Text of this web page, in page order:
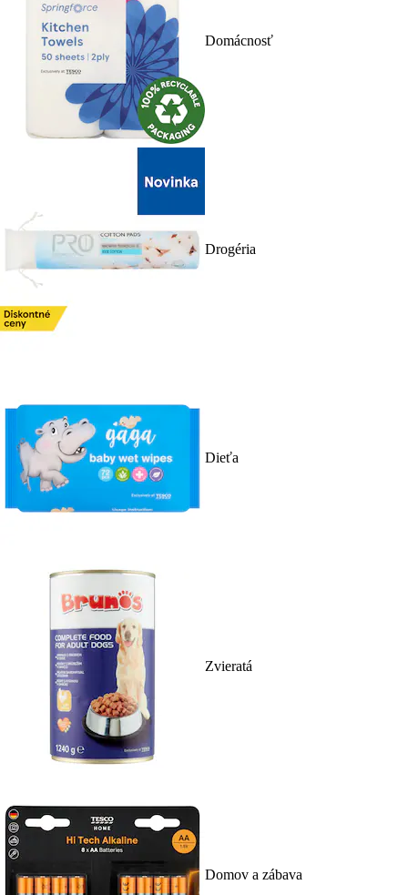
Domácnosť
Drogéria
Dieťa
Zvieratá
Domov a zábava